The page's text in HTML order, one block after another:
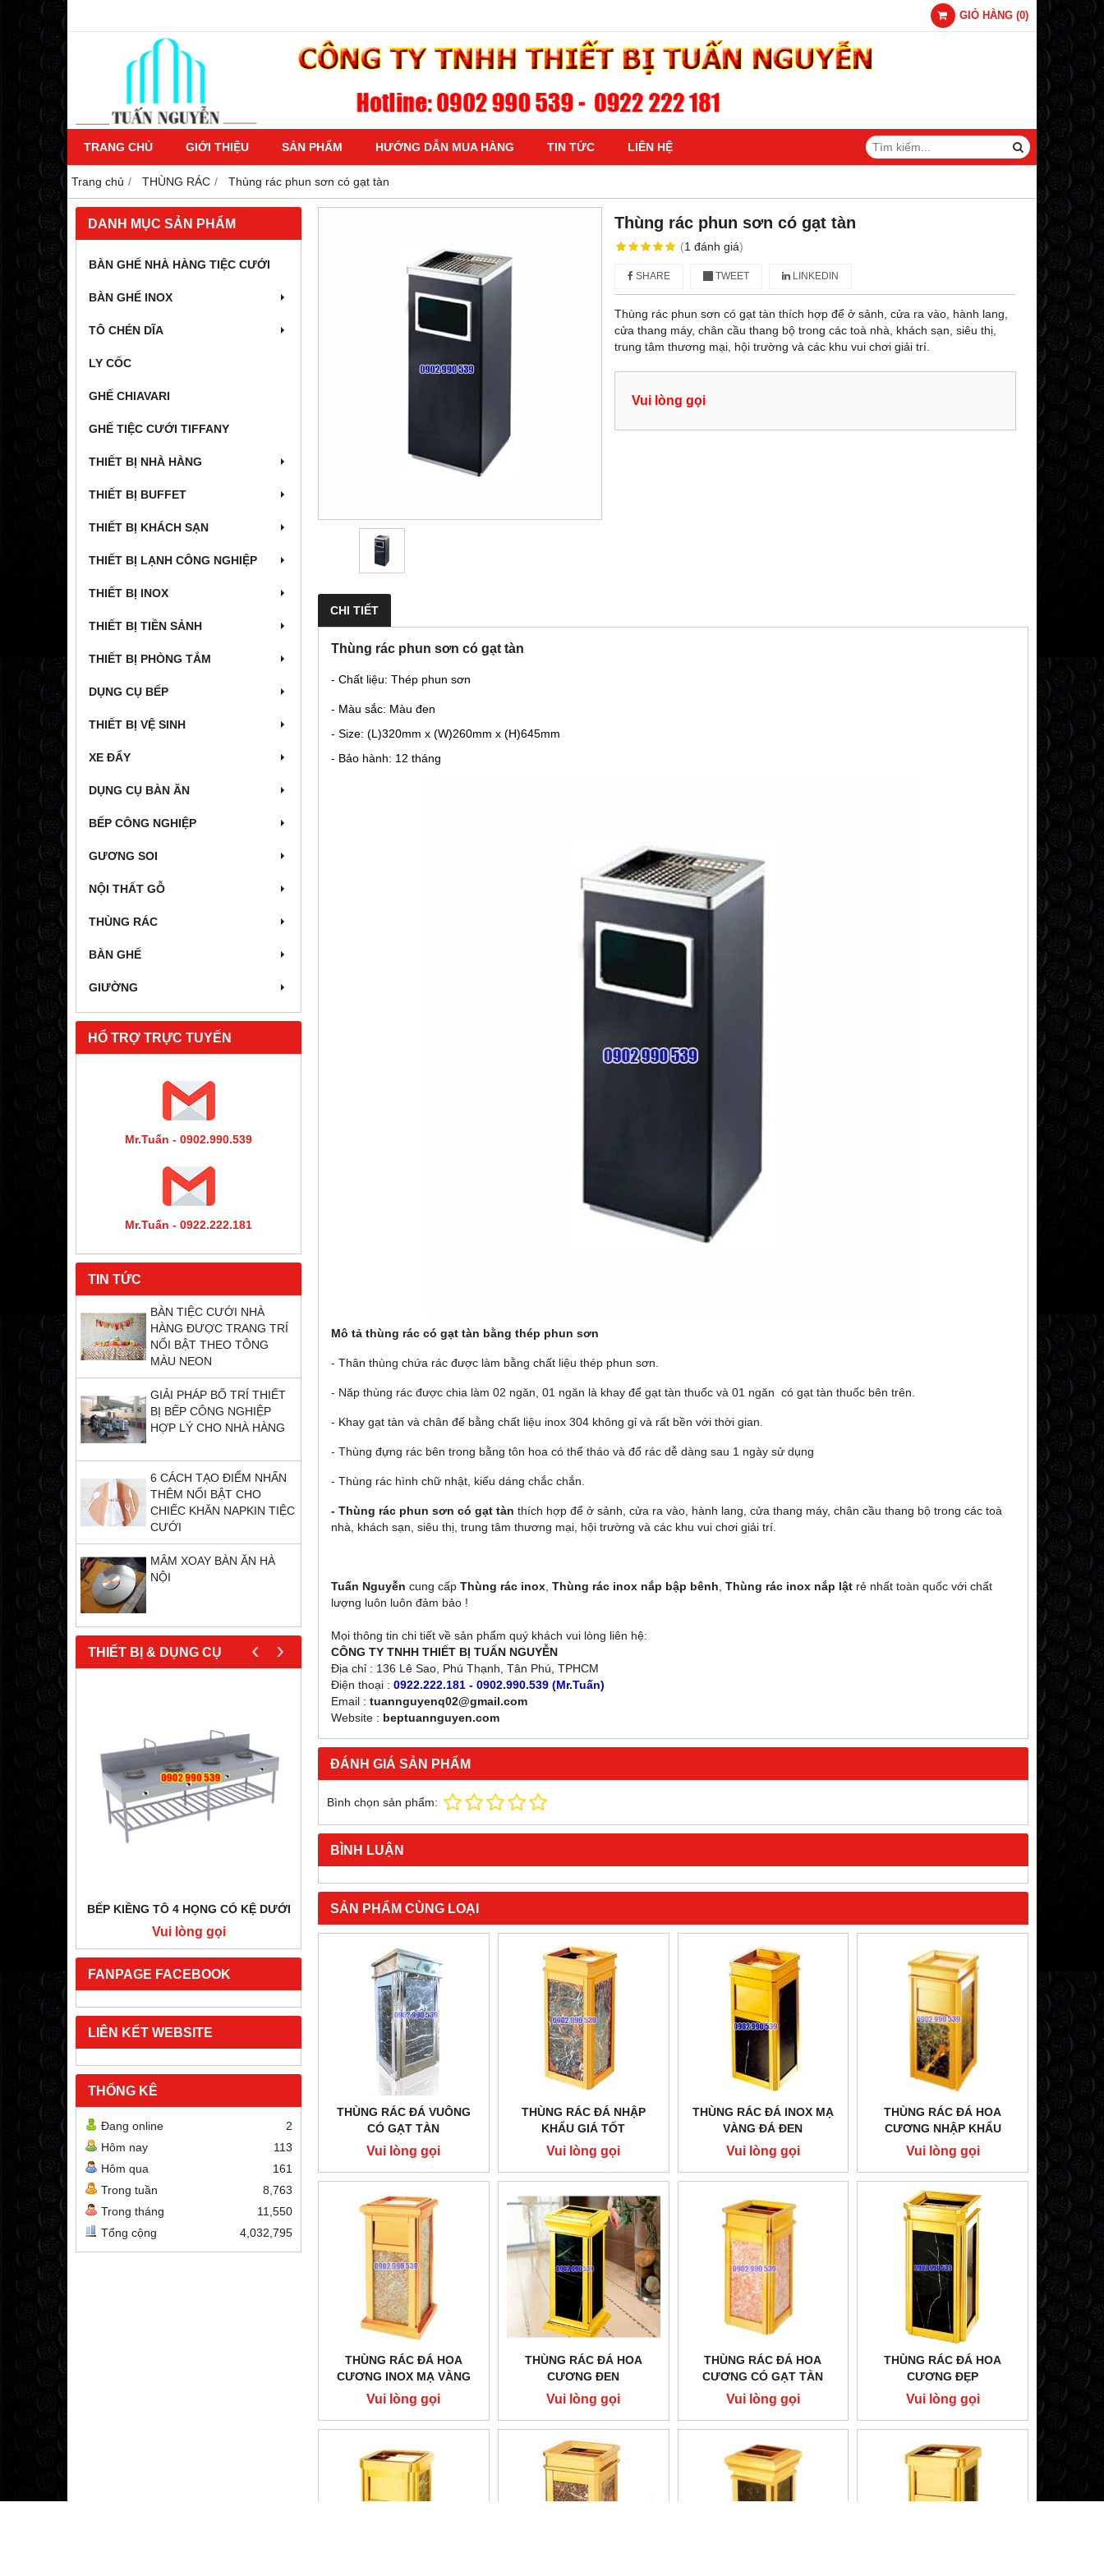
GIỎ HÀNG (0)
TRANG CHỦ GIỚI THIỆU SẢN PHẨM HƯỚNG DẪN MUA HÀNG TIN TỨC LIÊN HỆ
Trang chủ THÙNG RÁC Thùng rác phun sơn có gạt tàn
DANH MỤC SẢN PHẨM
BÀN GHẾ NHÀ HÀNG TIỆC CƯỚI
BÀN GHẾ INOX
TÔ CHÉN DĨA
LY CỐC
GHẾ CHIAVARI
GHẾ TIỆC CƯỚI TIFFANY
THIẾT BỊ NHÀ HÀNG
THIẾT BỊ BUFFET
THIẾT BỊ KHÁCH SẠN
THIẾT BỊ LẠNH CÔNG NGHIỆP
THIẾT BỊ INOX
THIẾT BỊ TIỀN SẢNH
THIẾT BỊ PHÒNG TẮM
DỤNG CỤ BẾP
THIẾT BỊ VỆ SINH
XE ĐẨY
DỤNG CỤ BÀN ĂN
BẾP CÔNG NGHIỆP
GƯƠNG SOI
NỘI THẤT GỖ
THÙNG RÁC
BÀN GHẾ
GIƯỜNG
HỔ TRỢ TRỰC TUYẾN
Mr.Tuấn - 0902.990.539
Mr.Tuấn - 0922.222.181
TIN TỨC
BÀN TIỆC CƯỚI NHÀ
HÀNG ĐƯỢC TRANG TRÍ
NỔI BẬT THEO TÔNG
MÀU NEON
GIẢI PHÁP BỐ TRÍ THIẾT
BỊ BẾP CÔNG NGHIỆP
HỢP LÝ CHO NHÀ HÀNG
6 CÁCH TẠO ĐIỂM NHẤN
THÊM NỔI BẬT CHO
CHIẾC KHĂN NAPKIN TIỆC
CƯỚI
MÂM XOAY BÀN ĂN HÀ
NỘI
THIẾT BỊ & DỤNG CỤ
BẾP KIỀNG TÔ 4 HỌNG CÓ KỆ DƯỚI
Vui lòng gọi
BẾP HẦM THAN ĐÁ KHÔNG GÁY
Vui lòng gọi Vui lòng gọi Vui lòng gọi
‹ ›
FANPAGE FACEBOOK
LIÊN KẾT WEBSITE
THỐNG KÊ
Đang online
2
Hôm nay
113
Hôm qua
161
Trong tuần
8,763
Trong tháng
11,550
Tổng cộng
4,032,795
Thùng rác phun sơn có gạt tàn
(1 đánh giá)
SHARE TWEET LINKEDIN
Thùng rác phun sơn có gạt tàn thích hợp để ở sảnh, cửa ra vào, hành lang,
cửa thang máy, chân cầu thang bộ trong các toà nhà, khách sạn, siêu thị,
trung tâm thương mại, hội trường và các khu vui chơi giải trí.
Vui lòng gọi
CHI TIẾT
Thùng rác phun sơn có gạt tàn
- Chất liệu: Thép phun sơn
- Màu sắc: Màu đen
- Size: (L)320mm x (W)260mm x (H)645mm
- Bảo hành: 12 tháng
Mô tả thùng rác có gạt tàn bằng thép phun sơn
- Thân thùng chứa rác được làm bằng chất liệu thép phun sơn.
- Năp thùng rác được chia làm 02 ngăn, 01 ngăn là khay để gạt tàn thuốc và 01 ngăn có gạt tàn thuốc bên trên.
- Khay gạt tàn và chân đế bằng chất liệu inox 304 không gỉ và rất bền với thời gian.
- Thùng đựng rác bên trong bằng tôn hoa có thể tháo và đổ rác dễ dàng sau 1 ngày sử dụng
- Thùng rác hình chữ nhật, kiểu dáng chắc chắn.
- Thùng rác phun sơn có gạt tàn thích hợp để ở sảnh, cửa ra vào, hành lang, cửa thang máy, chân cầu thang bộ trong các toà
nhà, khách sạn, siêu thị, trung tâm thương mại, hội trường và các khu vui chơi giải trí.
Tuấn Nguyễn cung cấp Thùng rác inox, Thùng rác inox nắp bập bênh, Thùng rác inox nắp lật rẻ nhất toàn quốc với chất
lượng luôn luôn đảm bảo !
Mọi thông tin chi tiết về sản phẩm quý khách vui lòng liên hệ:
CÔNG TY TNHH THIẾT BỊ TUẤN NGUYỄN
Địa chỉ : 136 Lê Sao, Phú Thạnh, Tân Phú, TPHCM
Điện thoại : 0922.222.181 - 0902.990.539 (Mr.Tuấn)
Email : tuannguyenq02@gmail.com
Website : beptuannguyen.com
ĐÁNH GIÁ SẢN PHẨM
Bình chọn sản phẩm:
BÌNH LUẬN
SẢN PHẨM CÙNG LOẠI
THÙNG RÁC ĐÁ VUÔNG
CÓ GẠT TÀN
Vui lòng gọi
THÙNG RÁC ĐÁ NHẬP
KHẨU GIÁ TỐT
Vui lòng gọi
THÙNG RÁC ĐÁ INOX MẠ
VÀNG ĐÁ ĐEN
Vui lòng gọi
THÙNG RÁC ĐÁ HOA
CƯƠNG NHẬP KHẨU
Vui lòng gọi
THÙNG RÁC ĐÁ HOA
CƯƠNG INOX MẠ VÀNG
Vui lòng gọi
THÙNG RÁC ĐÁ HOA
CƯƠNG ĐEN
Vui lòng gọi
THÙNG RÁC ĐÁ HOA
CƯƠNG CÓ GẠT TÀN
THUỐC LÁ
Vui lòng gọi
THÙNG RÁC ĐÁ HOA
CƯƠNG ĐẸP
Vui lòng gọi